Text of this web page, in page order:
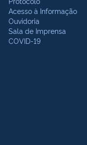
Acesso à Informação
Ouvidoria
Sala de Imprensa
COVID-19